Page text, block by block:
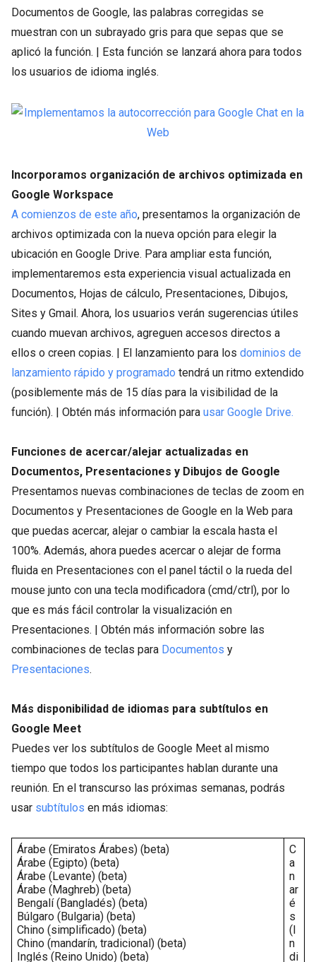
Documentos de Google, las palabras corregidas se
muestran con un subrayado gris para que sepas que se
aplicó la función. | Esta función se lanzará ahora para todos
los usuarios de idioma inglés.
Incorporamos organización de archivos optimizada en
Google Workspace
A comienzos de este año, presentamos la organización de
archivos optimizada con la nueva opción para elegir la
ubicación en Google Drive. Para ampliar esta función,
implementaremos esta experiencia visual actualizada en
Documentos, Hojas de cálculo, Presentaciones, Dibujos,
Sites y Gmail. Ahora, los usuarios verán sugerencias útiles
cuando muevan archivos, agreguen accesos directos a
ellos o creen copias. | El lanzamiento para los dominios de
lanzamiento rápido y programado tendrá un ritmo extendido
(posiblemente más de 15 días para la visibilidad de la
función). | Obtén más información para usar Google Drive.
Funciones de acercar/alejar actualizadas en
Documentos, Presentaciones y Dibujos de Google
Presentamos nuevas combinaciones de teclas de zoom en
Documentos y Presentaciones de Google en la Web para
que puedas acercar, alejar o cambiar la escala hasta el
100%. Además, ahora puedes acercar o alejar de forma
fluida en Presentaciones con el panel táctil o la rueda del
mouse junto con una tecla modificadora (cmd/ctrl), por lo
que es más fácil controlar la visualización en
Presentaciones. | Obtén más información sobre las
combinaciones de teclas para Documentos y
Presentaciones.
Más disponibilidad de idiomas para subtítulos en
Google Meet
Puedes ver los subtítulos de Google Meet al mismo
tiempo que todos los participantes hablan durante una
reunión. En el transcurso las próximas semanas, podrás
usar subtítulos en más idiomas:
Árabe (Emiratos Árabes) (beta)
Árabe (Egipto) (beta)
Árabe (Levante) (beta)
Árabe (Maghreb) (beta)
Bengalí (Bangladés) (beta)
Búlgaro (Bulgaria) (beta)
Chino (simplificado) (beta)
Chino (mandarín, tradicional) (beta)
Inglés (Reino Unido) (beta)
C
a
n
ar
é
s
(I
n
di